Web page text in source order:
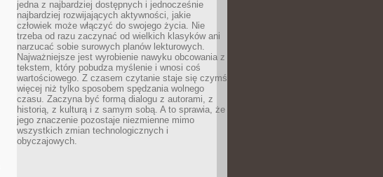
jedna z najbardziej dostępnych i jednocześnie
najbardziej rozwijających aktywności, jakie
człowiek może włączyć do swojego życia. Nie
trzeba od razu zaczynać od wielkich klasyków ani
narzucać sobie surowych planów lekturowych.
Najważniejsze jest wyrobienie nawyku obcowania z
tekstem, który pobudza myślenie i wnosi coś
wartościowego. Z czasem czytanie staje się czymś
więcej niż tylko sposobem spędzania wolnego
czasu. Zaczyna być formą dialogu z autorami, z
historią, z kulturą i z samym sobą. A to sprawia, że
jego znaczenie pozostaje niezmienne mimo
wszystkich zmian technologicznych i
obyczajowych.